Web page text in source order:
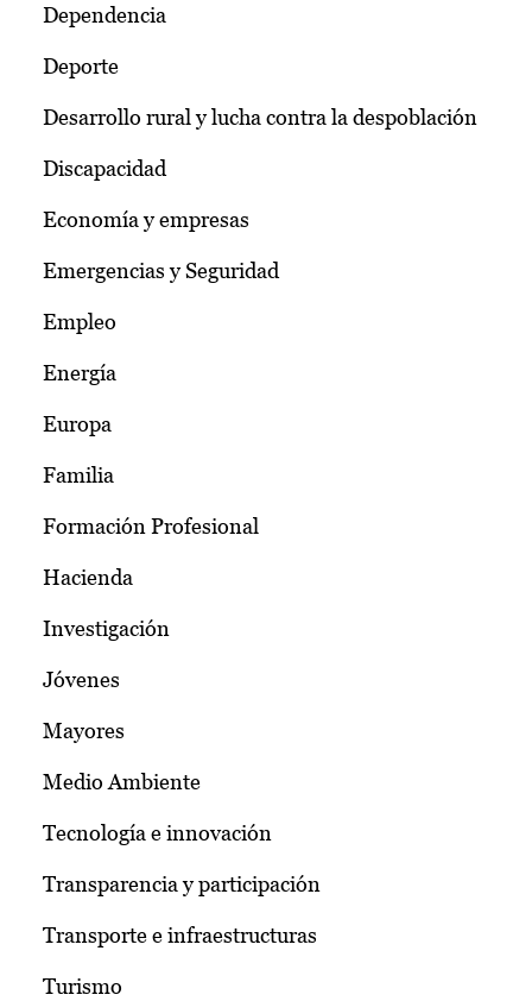
Dependencia
Deporte
Desarrollo rural y lucha contra la despoblación
Discapacidad
Economía y empresas
Emergencias y Seguridad
Empleo
Energía
Europa
Familia
Formación Profesional
Hacienda
Investigación
Jóvenes
Mayores
Medio Ambiente
Tecnología e innovación
Transparencia y participación
Transporte e infraestructuras
Turismo